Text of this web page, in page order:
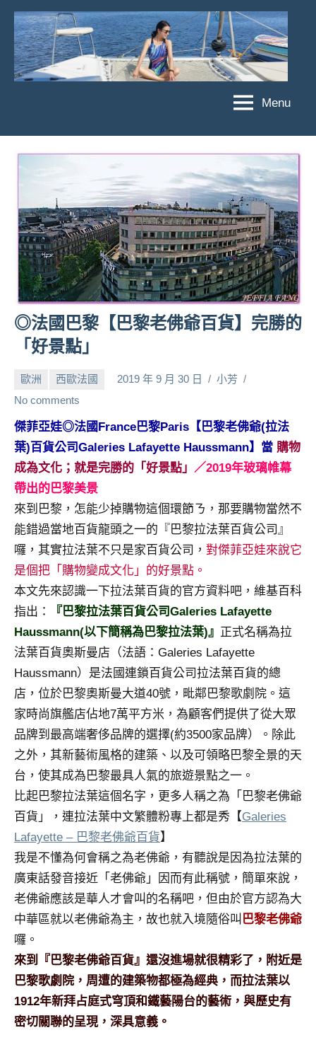
Skip
content
菲
亞
娃
JEFFIA
FANG
絲
團、
主
題
旅
遊、
達
人
旅
遊
目
來
賓、
News
金
號
節
目
班
底、
外
景
節
目
主
持、
吳
哥
窟
泰
國
遊
書
作
者、
各
表
會
及
活
持、
Menu
◎法國巴黎【巴黎老佛爺百貨】完勝的
「好景點」
歐洲 西歐法國 2019 年 9 月 30 日
小芳
No comments
傑菲亞娃◎法國France巴黎Paris【巴黎老佛爺(拉法
葉)百貨公司Galeries Lafayette Haussmann】當 購物
成為文化；就是完勝的「好景點」
／2019年玻璃帷幕
帶出的巴黎美景
來到巴黎，怎能少掉購物這個環節ㄋ，那要購物當然不
能錯過當地百貨龍頭之一的『巴黎拉法葉百貨公司』
囉，其實拉法葉不只是家百貨公司， 對傑菲亞娃來說它
是個把「購物變成文化」的好景點。
本文先來認識一下拉法葉百貨的官方資料吧，維基百科
指出：
『巴黎拉法葉百貨公司Galeries Lafayette
Haussmann(以下簡稱為巴黎拉法葉)』 正式名稱為拉
法葉百貨奧斯曼店（法語：Galeries Lafayette
Haussmann）是法國連鎖百貨公司拉法葉百貨的總
店，位於巴黎奧斯曼大道40號，毗鄰巴黎歌劇院。這
家時尚旗艦店佔地7萬平方米，為顧客們提供了從大眾
品牌到最高端奢侈品牌的選擇(約3500家品牌）。除此
之外，其新藝術風格的建築、以及可領略巴黎全景的天
台，使其成為巴黎最具人氣的旅遊景點之一。
比起巴黎拉法葉這個名字，更多人稱之為「巴黎老佛爺
百貨」，連拉法葉中文繁體粉專上都是秀【Galeries
Lafayette – 巴黎老佛爺百貨】
我是不懂為何會稱之為老佛爺，有聽說是因為拉法葉的
廣東話發音接近「老佛爺」因而有此稱號，簡單來說，
老佛爺應該是華人才會叫的名稱吧，但由於官方認為大
中華區就以老佛爺為主，故也就入境隨俗叫 巴黎老佛爺
囉。
來到『巴黎老佛爺百貨』還沒進場就很精彩了，附近是
巴黎歌劇院，周遭的建築物都極為經典，而拉法葉以
1912年新拜占庭式穹頂和鐵藝陽台的藝術，與歷史有
密切關聯的呈現，深具意義 。